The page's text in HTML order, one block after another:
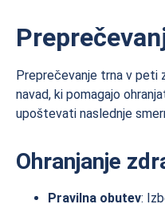
Preprečevanje trna v peti
navad, ki pomagajo
upoštevati naslednje
Ohranjanje
Pravilna obutev: